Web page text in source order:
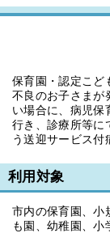
保育園・認定こど
不良のお子さまが
い場合に、病児保
行き、診療所等に
う送迎サービス付
利用対象
市内の保育園、小
も園、幼稚園、